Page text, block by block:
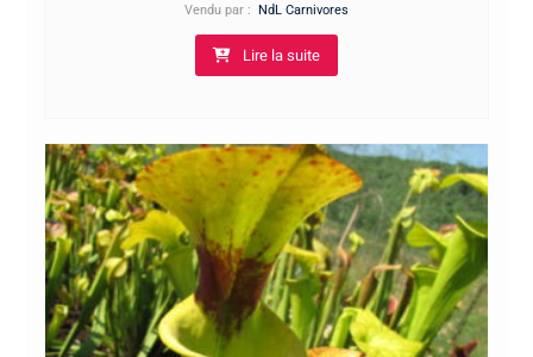
Vendu par : NdL Carnivores
Lire la suite